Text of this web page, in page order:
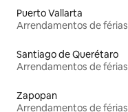
Puerto Vallarta
Arrendamentos de férias
Santiago de Querétaro
Arrendamentos de férias
Zapopan
Arrendamentos de férias